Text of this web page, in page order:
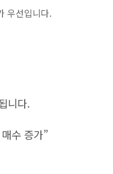
우선입니다.
니다.
수 증가”